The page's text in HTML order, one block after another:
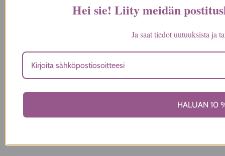
Hei sie! Liity meidän
Ja saat tiedot uutuuksista ja
HALUAN 10